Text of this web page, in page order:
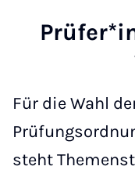
Für die Wahl
steht